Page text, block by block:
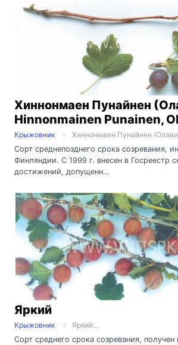
Хиннонмаен Пунайнен
Hinnonmainen Punainen,
Крыжовник
Хиннонмаен Пунайнен
Сорт среднепозднего срока созревания,
Финляндии. С 1999 г. внесен в Госреестр
достижений, допущенн...
Яркий
Крыжовник
Яркий...
Сорт среднего срока созревания,